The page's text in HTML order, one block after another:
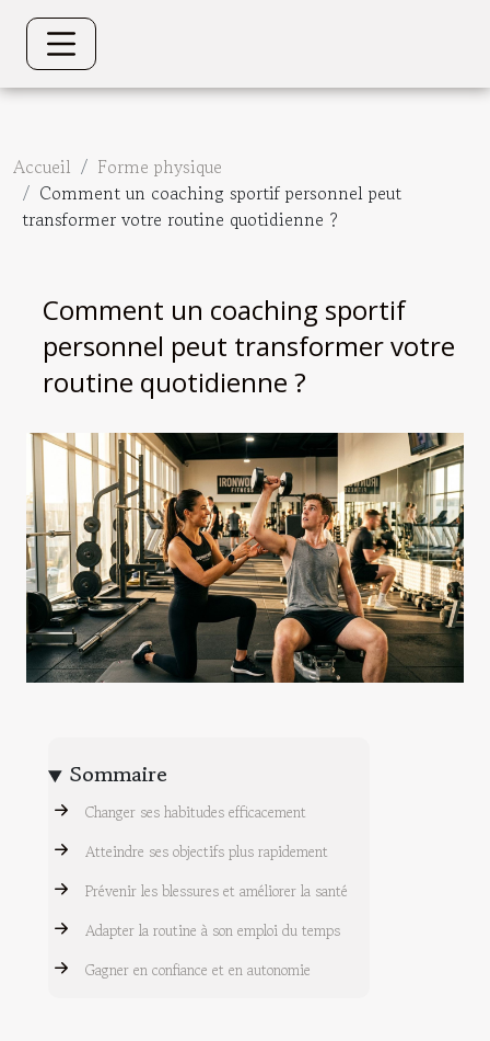
Accueil
Forme physique
Comment un coaching sportif personnel peut
transformer votre routine quotidienne ?
Comment un coaching sportif
personnel peut transformer votre
routine quotidienne ?
Sommaire
Changer ses habitudes efficacement
Atteindre ses objectifs plus rapidement
Prévenir les blessures et améliorer la santé
Adapter la routine à son emploi du temps
Gagner en confiance et en autonomie